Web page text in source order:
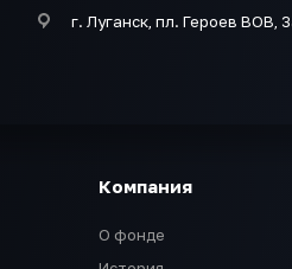
г. Луганск, пл. Героев ВОВ,
Компания
О фонде